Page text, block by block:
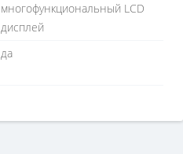
многофункциональный LCD
дисплей
да